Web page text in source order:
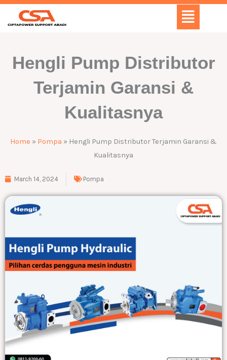
Skip
Menu
Hengli Pump Distributor
Terjamin Garansi &
Kualitasnya
Home » Pompa » Hengli Pump Distributor Terjamin Garansi &
Kualitasnya
March 14, 2024 Pompa